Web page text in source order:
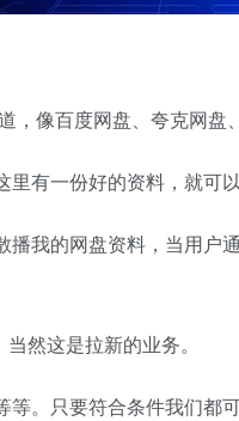
，像百度网盘、夸克网盘
有一份好的资料，就可
我的网盘资料，当用户
然这是拉新的业务。
。只要符合条件我们都可